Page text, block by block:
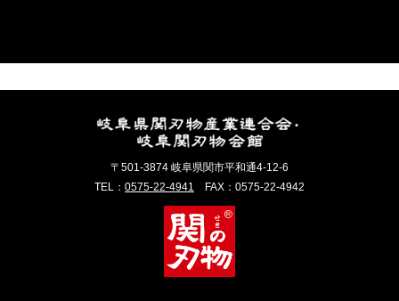
〒501-3874 岐阜県関市平和通4-12-6
TEL： 0575-22-4941 FAX：0575-22-4942